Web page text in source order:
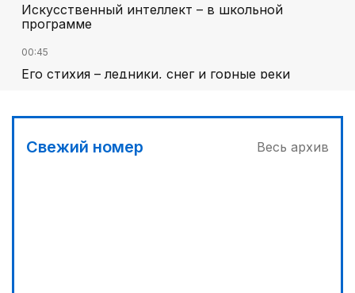
Искусственный интеллект – в школьной
программе
00:45
Его стихия – ледники, снег и горные реки
Челлендж в Вооруженных силах
01:40
Свежий номер Весь архив